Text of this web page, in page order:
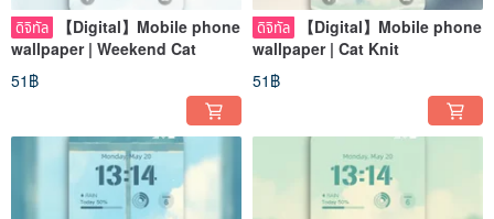
ดิจิทัล
【Digital】Mobile phone
wallpaper | Weekend Cat
51฿
ดิจิทัล
【Digital】Mobile phone
wallpaper | Cat Knit
51฿